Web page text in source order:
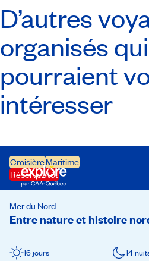
D’autres
organisés qui
pourraient
intéresser
CroisièreMaritime
Réservez tôt
Entre nature et histoire
Mer du Nord
16 jours 14